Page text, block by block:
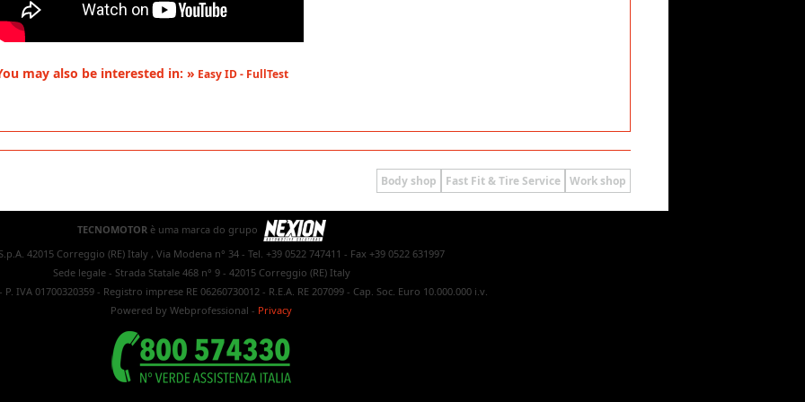
may also be interested in: » Easy ID - FullTest
Work shop
Fast Fit & Tire Service
Body shop
TECNOMOTOR è uma marca do grupo
42015 Correggio (RE) Italy , Via Modena n° 34 - Tel. +39 0522 747411 - Fax +39 0522 631997
Sede legale - Strada Statale 468 n° 9 - 42015 Correggio (RE) Italy
P. IVA 01700320359 - Registro imprese RE 06260730012 - R.E.A. RE 207099 - Cap. Soc. Euro 10.000.000 i.v.
Powered by Webprofessional - Privacy